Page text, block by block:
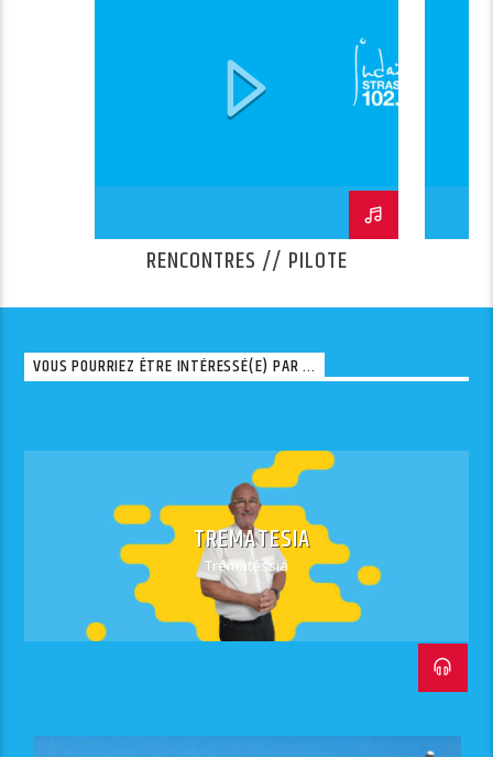
RENCONTRES // PILOTE
VOUS POURRIEZ ÊTRE INTÉRESSÉ(E) PAR ...
TREMATESIA
Trématéssia